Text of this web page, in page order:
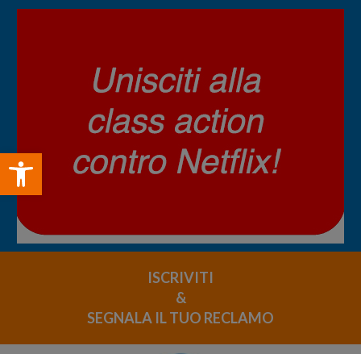
Open toolbar
ISCRIVITI
&
SEGNALA IL TUO RECLAMO